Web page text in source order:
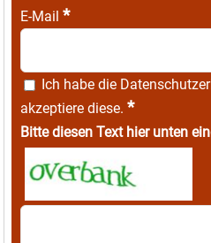
E-Mail *
Ich habe die
akzeptiere diese. *
Bitte diesen Text hier unten